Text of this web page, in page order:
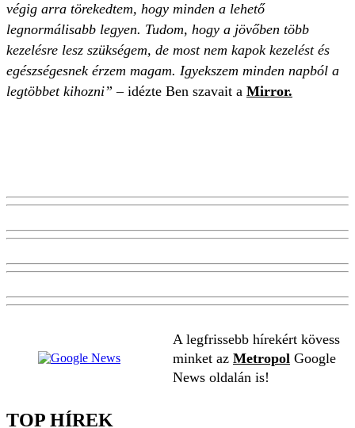
végig arra törekedtem, hogy minden a lehető
legnormálisabb legyen. Tudom, hogy a jövőben több
kezelésre lesz szükségem, de most nem kapok kezelést és
egészségesnek érzem magam. Igyekszem minden napból a
legtöbbet kihozni” –idézte Ben szavait a Mirror.
A legfrissebb hírekért kövess
minket az Metropol Google
News oldalán is!
TOP HÍREK